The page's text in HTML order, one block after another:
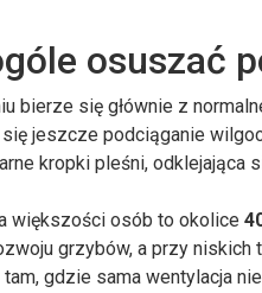
osuszać
bierze się głównie z
się jeszcze podciąganie
kropki pleśni, odklejająca
większości osób to okolice
grzybów, a przy niskich
gdzie sama wentylacja